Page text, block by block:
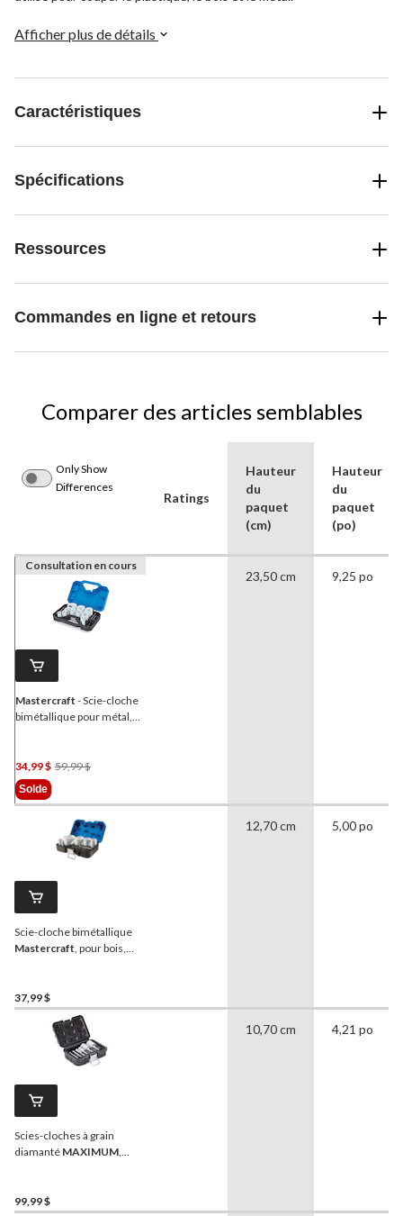
Afficher plus de détails
Caractéristiques
Spécifications
Ressources
Commandes en ligne et retours
Comparer des articles semblables
Only Show
Differences
Ratings
Hauteur
du
paquet
(cm)
Hauteur
du
paquet
(po)
Consultation en cours
Mastercraft - Scie-cloche
bimétallique pour métal,
34,99 $ 59,99 $Prix
59,99 $
Solde
23,50 cm 9,25 po
Scie-cloche bimétallique
Mastercraft, pour bois,
37,99 $
12,70 cm 5,00 po
Scies-cloches à grain
diamanté MAXIMUM,
99,99 $
10,70 cm 4,21 po